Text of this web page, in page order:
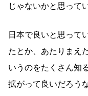
じゃないかと思って
日本で良いと思って
たとか、あたりまえ
いうのをたくさん知
拡がって良いだろう